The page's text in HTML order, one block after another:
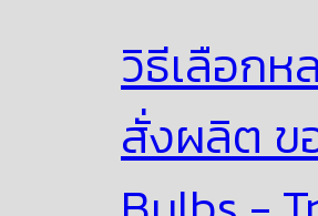
วิธีเลือกห
สั่งผลิต ข